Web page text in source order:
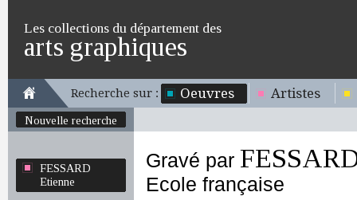
Les collections du département des
arts graphiques
Recherche sur : Oeuvres Artistes
Nouvelle recherche
FESSARD
Etienne
Gravé par
Ecole française